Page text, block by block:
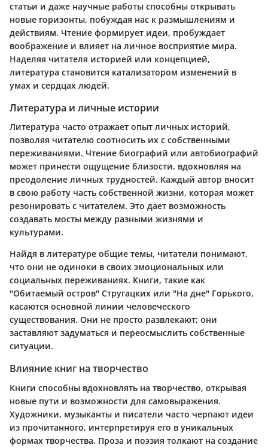
статьи и даже научные работы способны открывать
новые горизонты, побуждая нас к размышлениям и
действиям. Чтение формирует идеи, пробуждает
воображение и влияет на личное восприятие мира.
Наделяя читателя историей или концепцией,
литература становится катализатором изменений в
умах и сердцах людей.
Литература и личные истории
Литература часто отражает опыт личных историй,
позволяя читателю соотносить их с собственными
переживаниями. Чтение биографий или автобиографий
может принести ощущение близости, вдохновляя на
преодоление личных трудностей. Каждый автор вносит
в свою работу часть собственной жизни, которая может
резонировать с читателем. Это дает возможность
создавать мосты между разными жизнями и
культурами.
Найдя в литературе общие темы, читатели понимают,
что они не одиноки в своих эмоциональных или
социальных переживаниях. Книги, такие как
"Обитаемый остров" Стругацких или "На дне" Горького,
касаются основной линии человеческого
существования. Они не просто развлекают; они
заставляют задуматься и переосмыслить собственные
ситуации.
Влияние книг на творчество
Книги способны вдохновлять на творчество, открывая
новые пути и возможности для самовыражения.
Художники, музыканты и писатели часто черпают идеи
из прочитанного, интерпретируя его в уникальных
формах творчества. Проза и поэзия толкают на создание